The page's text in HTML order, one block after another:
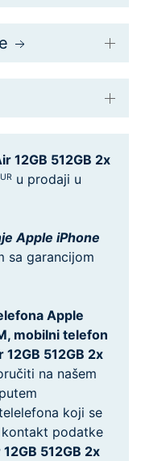
12GB 512GB 2x
u prodaji u
Apple iPhone
sa garancijom
Apple
mobilni telefon
512GB 2x
na našem
koji se
podatke
512GB 2x